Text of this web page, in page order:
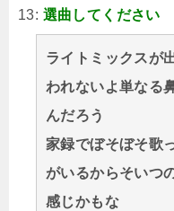
13: 選曲してください
ライトミックスが
われないよ単なる
んだろう
家録でぼそぼそ歌
がいるからそいつ
感じかもな